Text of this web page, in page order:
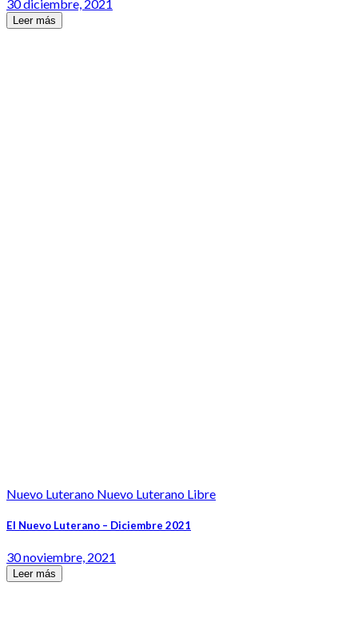
30 diciembre, 2021
Leer más
Nuevo Luterano Nuevo Luterano Libre
El Nuevo Luterano – Diciembre 2021
30 noviembre, 2021
Leer más